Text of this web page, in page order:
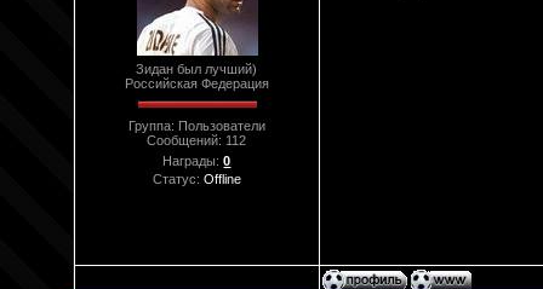
Зидан был лучший)
Российская Федерация
Группа: Пользователи
Сообщений: 112
Награды:0
Статус: Offline